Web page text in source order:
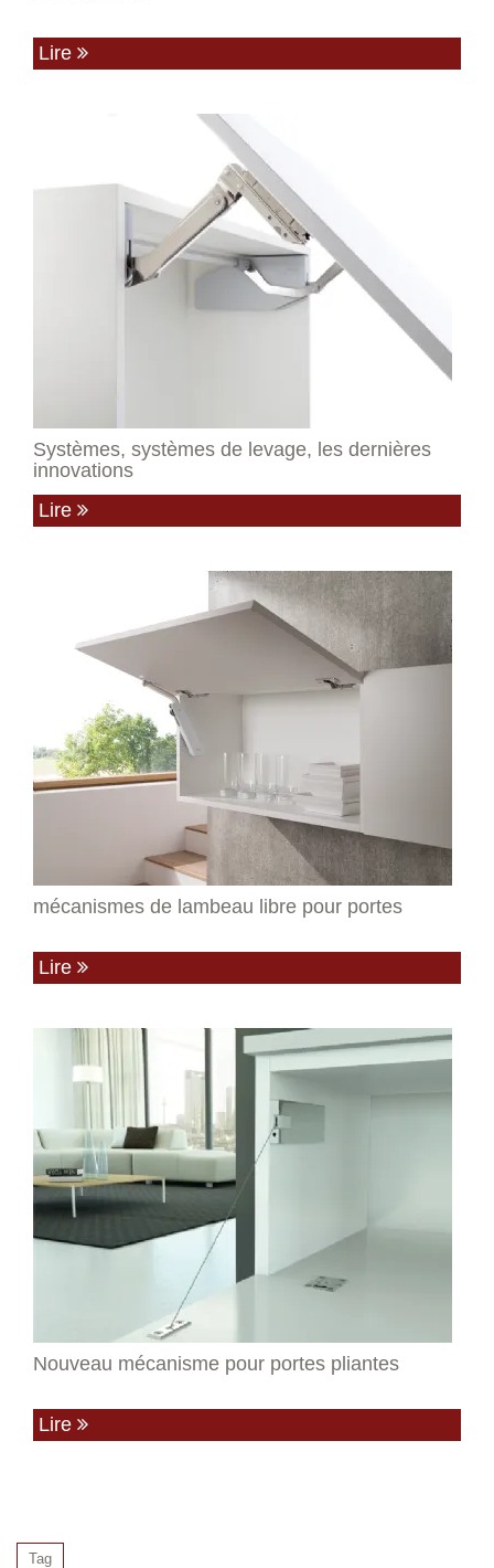
Lire
Systèmes, systèmes de levage, les dernières
innovations
Lire
mécanismes de lambeau libre pour portes
Lire
Nouveau mécanisme pour portes pliantes
Lire
Tag